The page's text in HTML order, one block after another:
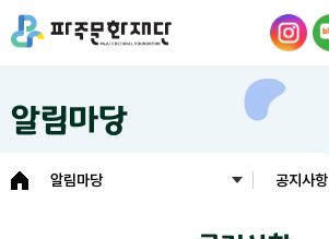
알림마당
알림마당 공지사항